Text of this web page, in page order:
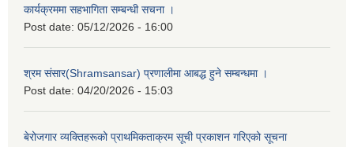
कार्यक्रममा सहभागिता सम्बन्धी सचना ।
Post date: 05/12/2026 - 16:00
श्रम संसार(Shramsansar) प्रणालीमा आबद्ध हुने सम्बन्धमा ।
Post date: 04/20/2026 - 15:03
बेरोजगार व्यक्तिहरूको प्राथमिकताक्रम सूची प्रकाशन गरिएको सूचना